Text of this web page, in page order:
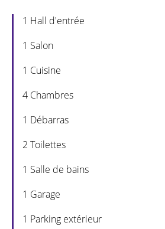
1 Hall d'entrée
1 Salon
1 Cuisine
4 Chambres
1 Débarras
2 Toilettes
1 Salle de bains
1 Garage
1 Parking extérieur